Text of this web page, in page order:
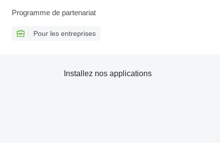
Programme de partenariat
Pour les entreprises
Installez nos applications